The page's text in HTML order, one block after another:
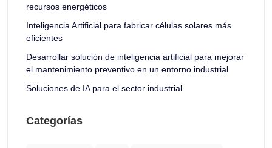
recursos energéticos
Inteligencia Artificial para fabricar células solares más
eficientes
Desarrollar solución de inteligencia artificial para mejorar
el mantenimiento preventivo en un entorno industrial
Soluciones de IA para el sector industrial
Categorías